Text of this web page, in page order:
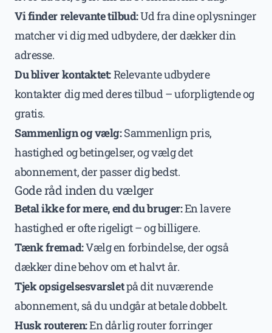
Vi finder relevante tilbud:Ud fra dine oplysninger
matcher vi dig med udbydere, der dækker din
adresse.
Du bliver kontaktet:Relevante udbydere
kontakter dig med deres tilbud – uforpligtende og
gratis.
Sammenlign og vælg:Sammenlign pris,
hastighed og betingelser, og vælg det
abonnement, der passer dig bedst.
Gode råd inden du vælger
Betal ikke for mere, end du bruger:En lavere
hastighed er ofte rigeligt – og billigere.
Tænk fremad:Vælg en forbindelse, der også
dækker dine behov om et halvt år.
Tjek opsigelsesvarsletpå dit nuværende
abonnement, så du undgår at betale dobbelt.
Husk routeren:En dårlig router forringer